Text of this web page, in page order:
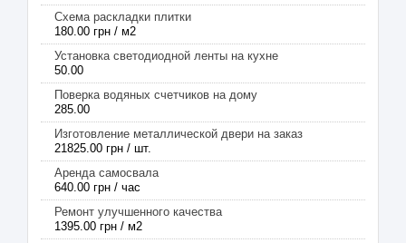
Схема раскладки плитки
180.00 грн / м2
Установка светодиодной ленты на кухне
50.00
Поверка водяных счетчиков на дому
285.00
Изготовление металлической двери на заказ
21825.00 грн / шт.
Аренда самосвала
640.00 грн / час
Ремонт улучшенного качества
1395.00 грн / м2